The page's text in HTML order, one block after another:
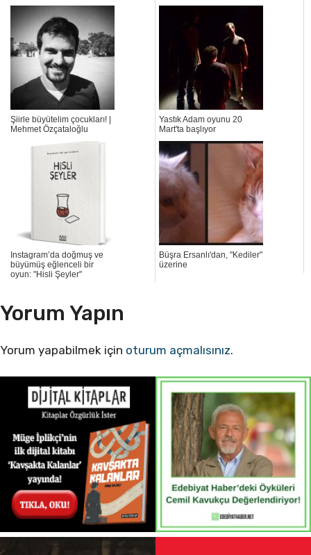
Şiirle büyütelim çocukları! |
Mehmet Özçataloğlu
Yastık Adam oyunu 20
Mart'ta başlıyor
Instagram’da doğmuş ve
büyümüş eğlenceli bir
oyun: "Hisli Şeyler"
Büşra Ersanlı'dan, "Kediler"
üzerine
Yorum Yapın
Yorum yapabilmek için oturum açmalısınız.